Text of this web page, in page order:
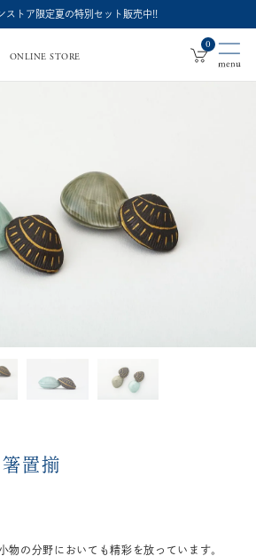
ストア限定夏の特別セット販売中!!
深
ONLINE STORE
0
置揃
物の分野においても精彩を放っています。